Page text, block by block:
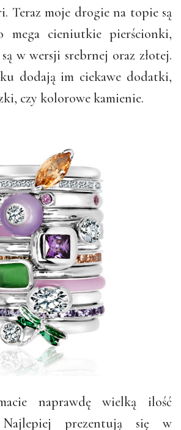
Teraz moje drogie na topie są
mega cieniutkie pierścionki,
w wersji srebrnej oraz złotej.
dodają im ciekawe dodatki,
czy kolorowe kamienie.
naprawdę wielką ilość
Najlepiej prezentują się w